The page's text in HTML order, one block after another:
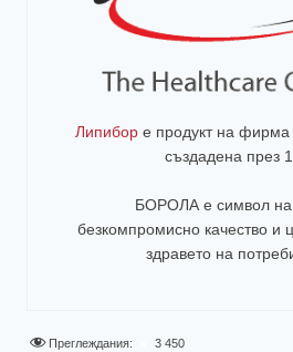
Липибор е продукт на фирма
създадена през
БОРОЛА е символ на
безкомпромисно качество и
здравето на
Преглеждания: 3 450